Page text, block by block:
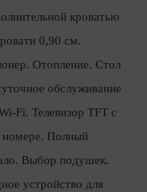
кроватью
0,90 см.
Отопление. Стол
обслуживание
Fi. Телевизор TFT с
номере. Полный
Выбор подушек.
устройство для